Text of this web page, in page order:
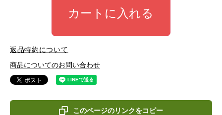
カートに入れる
返品特約について
商品についてのお問い合わせ
このページのリンクをコピー